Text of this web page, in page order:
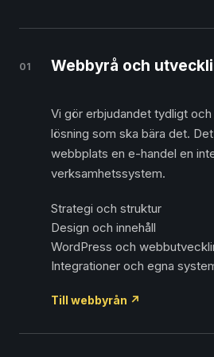
01 Webbyrå och
Vi gör erbjudandet tydligt
lösning som ska bära det.
webbplats en e-handel en
verksamhetssystem.
Strategi och struktur
Design och innehåll
WordPress och
Integrationer och egna
Till webbyrån ↗